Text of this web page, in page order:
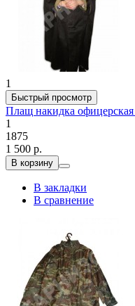
1
Быстрый просмотр
Плащ накидка офицерская
1
1875
1 500 р.
В корзину
В закладки
В сравнение